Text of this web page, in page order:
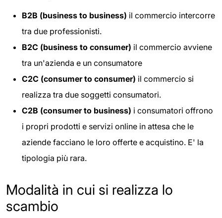
B2B (business to business) il commercio intercorre
tra due professionisti.
B2C (business to consumer) il commercio avviene
tra un'azienda e un consumatore
C2C (consumer to consumer) il commercio si
realizza tra due soggetti consumatori.
C2B (consumer to business) i consumatori offrono
i propri prodotti e servizi online in attesa che le
aziende facciano le loro offerte e acquistino. E' la
tipologia più rara.
Modalità in cui si realizza lo
scambio